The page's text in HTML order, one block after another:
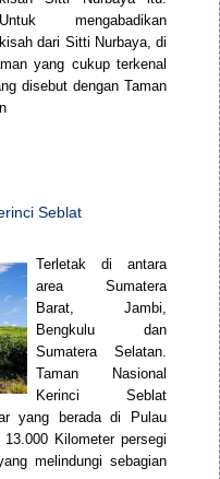
Untuk mengabadikan
kisah dari Sitti Nurbaya, di
yang cukup terkenal
disebut dengan Taman
Seblat
Terletak di antara
area Sumatera
Barat, Jambi,
Bengkulu dan
Sumatera Selatan.
Taman Nasional
Kerinci Seblat
yang berada di Pulau
Kilometer persegi
melindungi sebagian